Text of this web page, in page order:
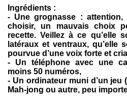
Ingrédients :
- Une grognasse :
choisir, un mauvais choix
recette. Veillez à ce qu’elle
latéraux et ventraux, qu’elle
pourvue d’une voix forte et
- Un téléphone avec une
moins 50 numéros,
- Un ordinateur muni d’un jeu
Mah-jong ou autre, peu